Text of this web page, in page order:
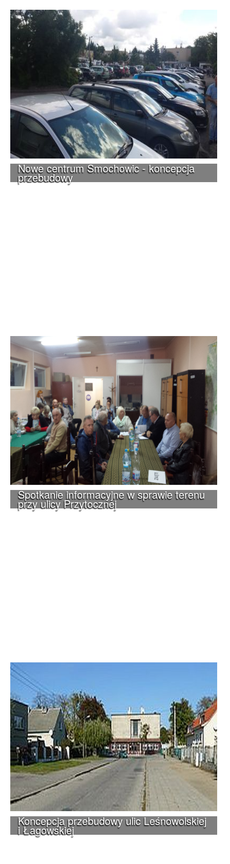
Nowe centrum Smochowic - koncepcja
przebudowy
Spotkanie informacyjne w sprawie terenu
przy ulicy Przytocznej
Koncepcja przebudowy ulic Leśnowolskiej
i Łagowskiej